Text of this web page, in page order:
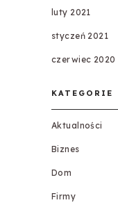
luty 2021
styczeń 2021
czerwiec 2020
KATEGORIE
Aktualności
Biznes
Dom
Firmy